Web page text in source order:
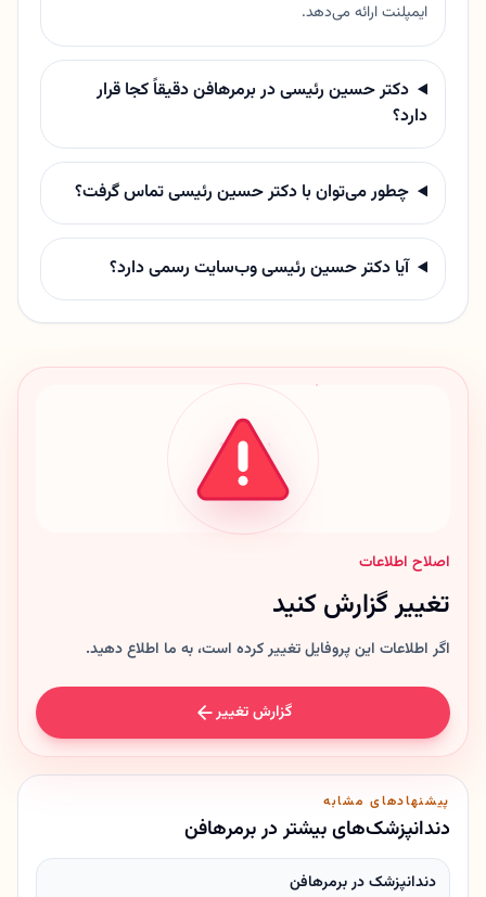
ایمپلنت ارائه می‌دهد.
دکتر حسین رئیسی در برمرهافن دقیقاً کجا قرار
دارد؟
چطور می‌توان با دکتر حسین رئیسی تماس گرفت؟
آیا دکتر حسین رئیسی وب‌سایت رسمی دارد؟
اصلاح اطلاعات
تغییر گزارش کنید
اگر اطلاعات این پروفایل تغییر کرده است، به ما اطلاع دهید.
گزارش تغییر
پیشنهادهای مشابه
دندانپزشک‌های بیشتر در برمرهافن
دندانپزشک در برمرهافن